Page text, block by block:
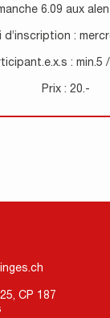
6.09 aux
d’inscription :
: min.5
Prix : 20.-
CP 187